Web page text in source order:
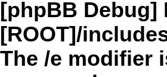
[phpBB Debug]
[ROOT]/
The /e modifier